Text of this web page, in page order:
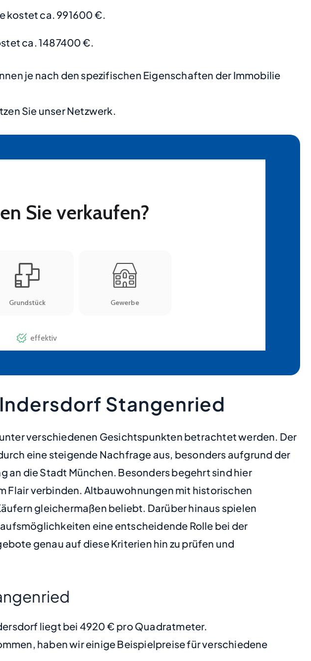
kostet ca. 991600 €.
ca. 1487400 €.
je nach den spezifischen Eigenschaften der Immobilie
Sie unser Netzwerk.
Stangenried
verschiedenen Gesichtspunkten betrachtet werden. Der
eine steigende Nachfrage aus, besonders aufgrund der
die Stadt München. Besonders begehrt sind hier
verbinden. Altbauwohnungen mit historischen
gleichermaßen beliebt. Darüber hinaus spielen
eine entscheidende Rolle bei der
genau auf diese Kriterien hin zu prüfen und
liegt bei 4920 € pro Quadratmeter.
haben wir einige Beispielpreise für verschiedene